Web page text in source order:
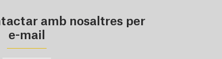
amb nosaltres per
e-mail